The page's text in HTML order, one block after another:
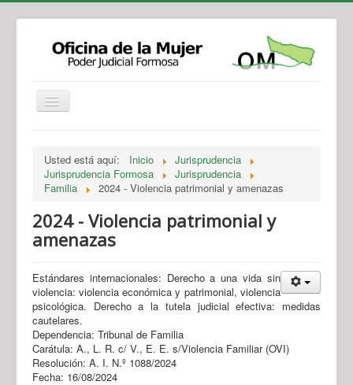
Legislación
Novedades
Recursos y Servicios de Atención
Contacto
Usted está aquí: Inicio
Jurisprudencia
Jurisprudencia Formosa
Jurisprudencia
Familia
2024 - Violencia patrimonial y amenazas
2024 - Violencia patrimonial y
amenazas
Estándares internacionales: Derecho a una vida sin
violencia: violencia económica y patrimonial, violencia
psicológica. Derecho a la tutela judicial efectiva: medidas
cautelares.
Dependencia: Tribunal de Familia
Carátula: A., L. R. c/ V., E. E. s/Violencia Familiar (OVI)
Resolución: A. I. N.º 1088/2024
Fecha: 16/08/2024